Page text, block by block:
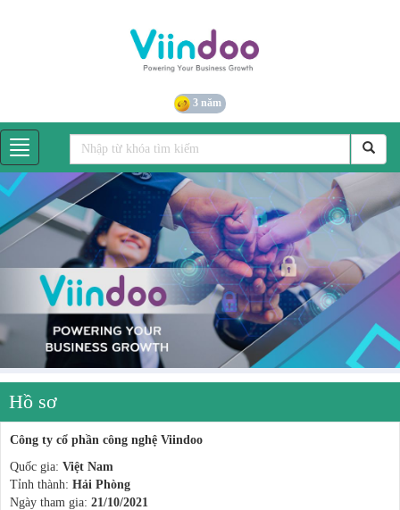
3 năm
Hồ sơ
Công ty cổ phần công nghệ Viindoo
Quốc gia: Việt Nam
Tỉnh thành: Hải Phòng
Ngày tham gia: 21/10/2021